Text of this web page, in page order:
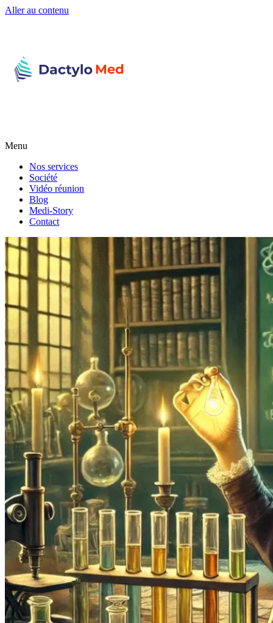
Aller au contenu
Menu
Nos services
Société
Vidéo réunion
Blog
Medi-Story
Contact